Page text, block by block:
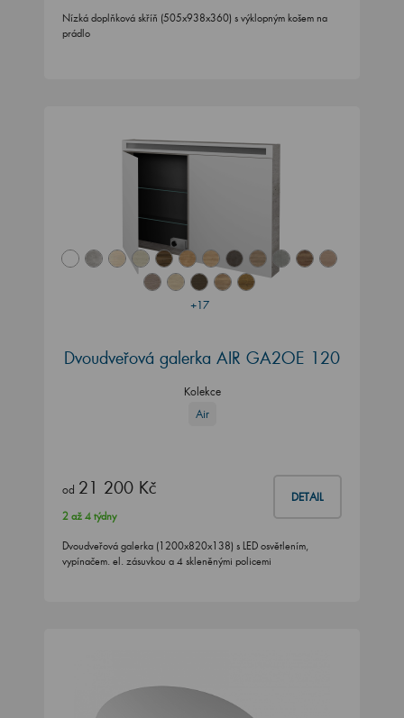
Nízká doplňková skříň (505x938x360) s výklopným košem na
prádlo
+17
Dvoudveřová galerka AIR GA2OE 120
Kolekce
Air
od 21 200 Kč DETAIL
2 až 4 týdny
Dvoudveřová galerka (1200x820x138) s LED osvětlením,
vypínačem. el. zásuvkou a 4 skleněnými policemi